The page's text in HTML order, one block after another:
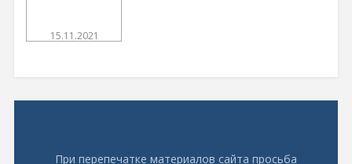
15.11.2021
При перепечатке материалов сайта просьба